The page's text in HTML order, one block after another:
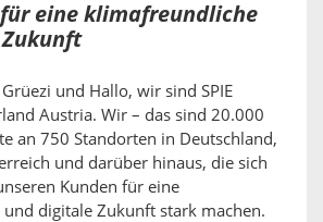
eine klimafreundliche
und Hallo, wir sind SPIE
Austria. Wir – das sind 20.000
an 750 Standorten in Deutschland,
und darüber hinaus, die sich
Kunden für eine
digitale Zukunft stark machen.